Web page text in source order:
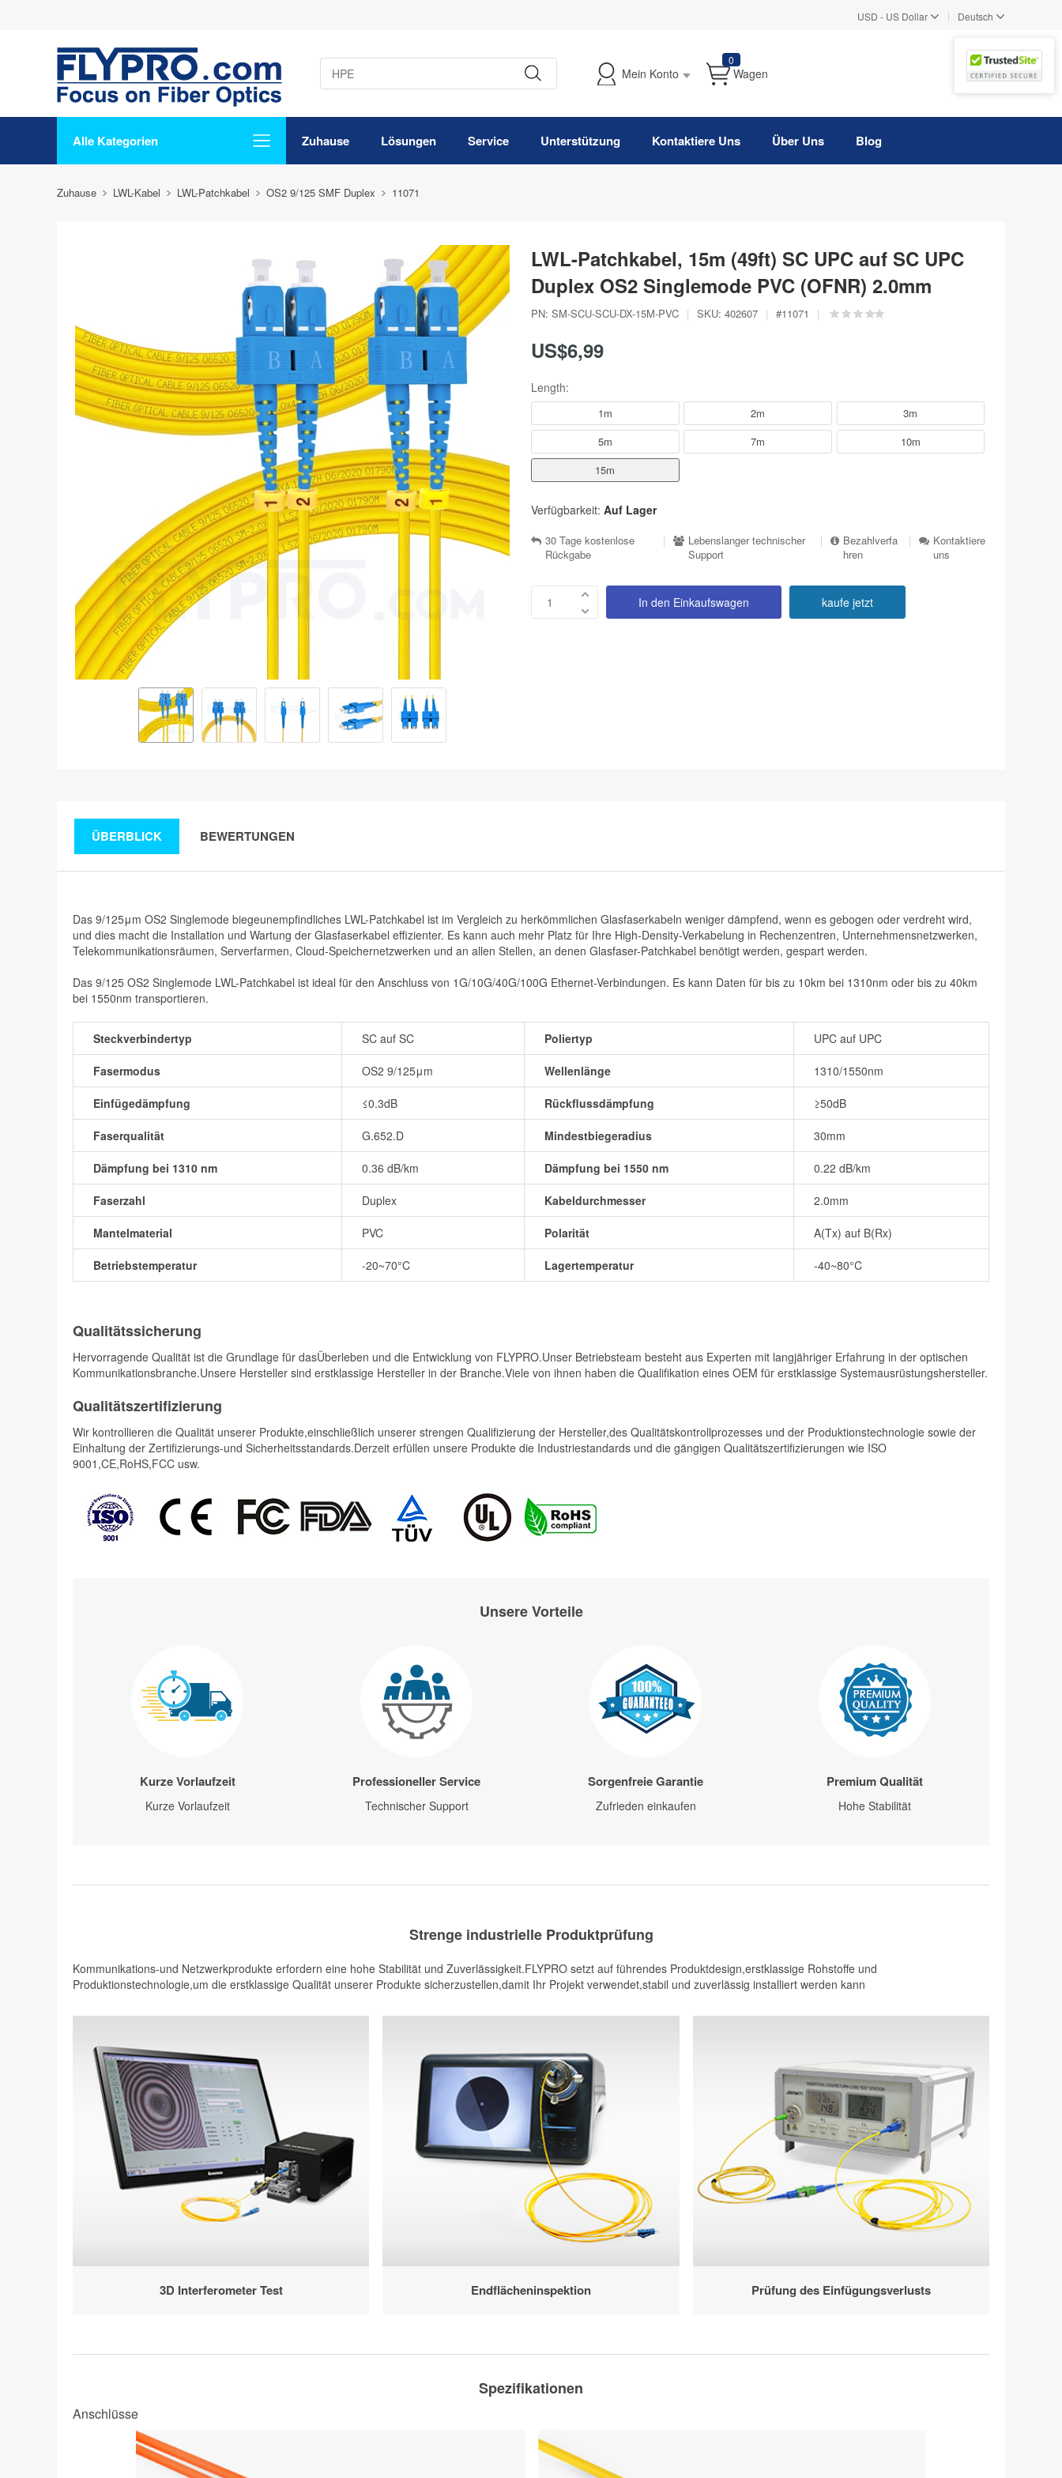
USD - US Dollar | Deutsch
Mein Konto
0
Wagen
Alle Kategorien Zuhause Lösungen Service Unterstützung Kontaktiere Uns Über Uns Blog
Zuhause LWL-Kabel LWL-Patchkabel OS2 9/125 SMF Duplex 11071
LWL-Patchkabel, 15m (49ft) SC UPC auf SC UPC
Duplex OS2 Singlemode PVC (OFNR) 2.0mm
PN: SM-SCU-SCU-DX-15M-PVC | SKU: 402607 | #11071 |
US$6,99
Length:
1m 2m
3m
5m
7m
10m
15m
Verfügbarkeit: Auf Lager
30 Tage kostenlose
Rückgabe
|
Lebenslanger technischer
Support
|
Bezahlverfa
hren
|
Kontaktiere
uns
In den Einkaufswagen kaufe jetzt
ÜBERBLICK BEWERTUNGEN
Das 9/125μm OS2 Singlemode biegeunempfindliches LWL-Patchkabel ist im Vergleich zu herkömmlichen Glasfaserkabeln weniger dämpfend, wenn es gebogen oder verdreht wird,
und dies macht die Installation und Wartung der Glasfaserkabel effizienter. Es kann auch mehr Platz für Ihre High-Density-Verkabelung in Rechenzentren, Unternehmensnetzwerken,
Telekommunikationsräumen, Serverfarmen, Cloud-Speichernetzwerken und an allen Stellen, an denen Glasfaser-Patchkabel benötigt werden, gespart werden.
Das 9/125 OS2 Singlemode LWL-Patchkabel ist ideal für den Anschluss von 1G/10G/40G/100G Ethernet-Verbindungen. Es kann Daten für bis zu 10km bei 1310nm oder bis zu 40km
bei 1550nm transportieren.
Steckverbindertyp SC auf SC Poliertyp UPC auf UPC
Fasermodus OS2 9/125μm Wellenlänge 1310/1550nm
Einfügedämpfung ≤0.3dB Rückflussdämpfung ≥50dB
Faserqualität G.652.D Mindestbiegeradius 30mm
Dämpfung bei 1310 nm 0.36 dB/km Dämpfung bei 1550 nm 0.22 dB/km
Faserzahl Duplex Kabeldurchmesser 2.0mm
Mantelmaterial PVC Polarität A(Tx) auf B(Rx)
Betriebstemperatur -20~70°C Lagertemperatur -40~80°C
Qualitätssicherung
Hervorragende Qualität ist die Grundlage für dasÜberleben und die Entwicklung von FLYPRO.Unser Betriebsteam besteht aus Experten mit langjähriger Erfahrung in der optischen
Kommunikationsbranche.Unsere Hersteller sind erstklassige Hersteller in der Branche.Viele von ihnen haben die Qualifikation eines OEM für erstklassige Systemausrüstungshersteller.
Qualitätszertifizierung
Wir kontrollieren die Qualität unserer Produkte,einschließlich unserer strengen Qualifizierung der Hersteller,des Qualitätskontrollprozesses und der Produktionstechnologie sowie der
Einhaltung der Zertifizierungs-und Sicherheitsstandards.Derzeit erfüllen unsere Produkte die Industriestandards und die gängigen Qualitätszertifizierungen wie ISO
9001,CE,RoHS,FCC usw.
Unsere Vorteile
Kurze Vorlaufzeit
Kurze Vorlaufzeit
Professioneller Service
Technischer Support
Sorgenfreie Garantie
Zufrieden einkaufen
Premium Qualität
Hohe Stabilität
Strenge industrielle Produktprüfung
Kommunikations-und Netzwerkprodukte erfordern eine hohe Stabilität und Zuverlässigkeit.FLYPRO setzt auf führendes Produktdesign,erstklassige Rohstoffe und
Produktionstechnologie,um die erstklassige Qualität unserer Produkte sicherzustellen,damit Ihr Projekt verwendet,stabil und zuverlässig installiert werden kann
3D Interferometer Test Endflächeninspektion Prüfung des Einfügungsverlusts
Spezifikationen
Anschlüsse